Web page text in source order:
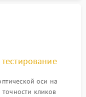
оси на
кликов